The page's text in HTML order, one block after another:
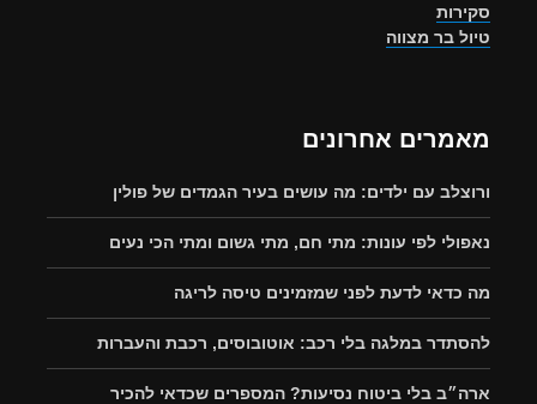
סקירות
טיול בר מצווה
מאמרים אחרונים
ורוצלב עם ילדים: מה עושים בעיר הגמדים של פולין
נאפולי לפי עונות: מתי חם, מתי גשום ומתי הכי נעים
מה כדאי לדעת לפני שמזמינים טיסה לריגה
להסתדר במלגה בלי רכב: אוטובוסים, רכבת והעברות
ארה״ב בלי ביטוח נסיעות? המספרים שכדאי להכיר